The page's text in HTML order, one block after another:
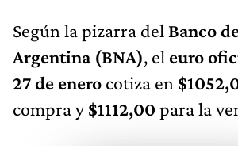
Según la pizarra del Banco
Argentina (BNA), el euro
27 de enero cotiza en
compra y$1112,00 para la